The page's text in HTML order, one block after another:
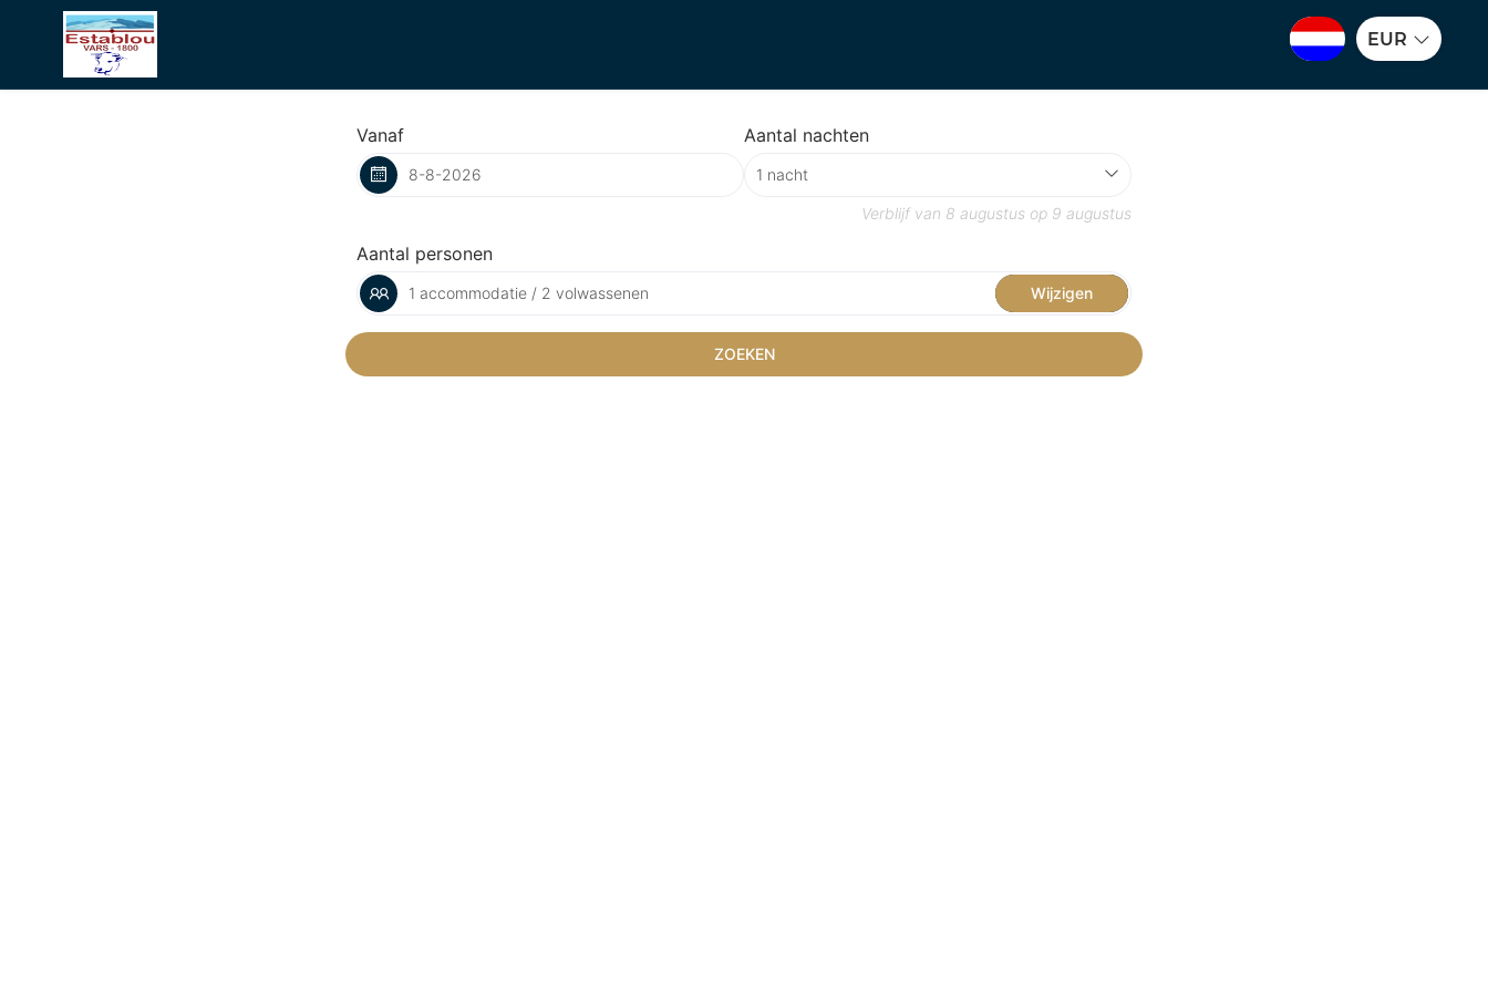
EUR
Vanaf Aantal nachten
Verblijf van 8 augustus op 9 augustus
Aantal personen
1 accommodatie / 2 volwassenen Wijzigen